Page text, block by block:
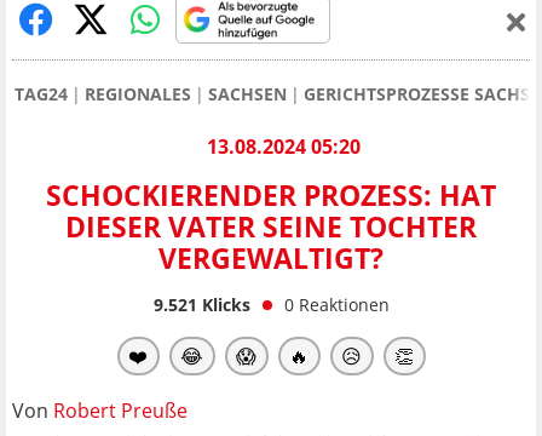
TAG24 REGIONALES SACHSEN GERICHTSPROZESSE
13.08.2024 05:20
SCHOCKIERENDER PROZESS: HAT
DIESER VATER SEINE TOCHTER
VERGEWALTIGT?
9.521 Klicks 0 Reaktionen
❤️ 😂 😱 🔥 😥 👏
Von Robert Preuße